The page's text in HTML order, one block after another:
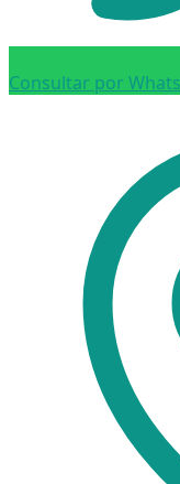
Consultar por